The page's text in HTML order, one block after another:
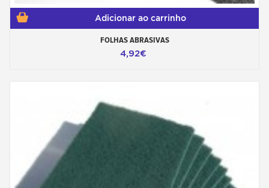
Adicionar ao carrinho
FOLHAS ABRASIVAS
4,92€